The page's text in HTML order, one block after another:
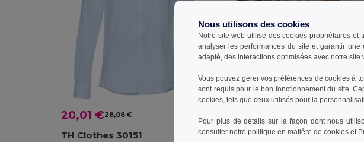
20,01 €28,08 €
TH Clothes 30151
Nous utilisons des cookies
Notre site web utilise des cookies propriétaires et
analyser les performances du site et garantir
adapté, des interactions optimisées avec notre site
Vous pouvez gérer vos préférences de cookies à
sont requis pour le bon fonctionnement du site.
cookies, tels que ceux utilisés pour la
Pour plus de détails sur la façon dont nous
consulter notre politique en matière de cookies et